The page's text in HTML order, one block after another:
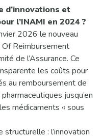
d’innovations et
l’INAMI en 2024 ?
2026 le nouveau
Reimbursement
de l’Assurance. Ce
les coûts pour
au remboursement de
jusqu’en
médicaments « sous
: l’innovation